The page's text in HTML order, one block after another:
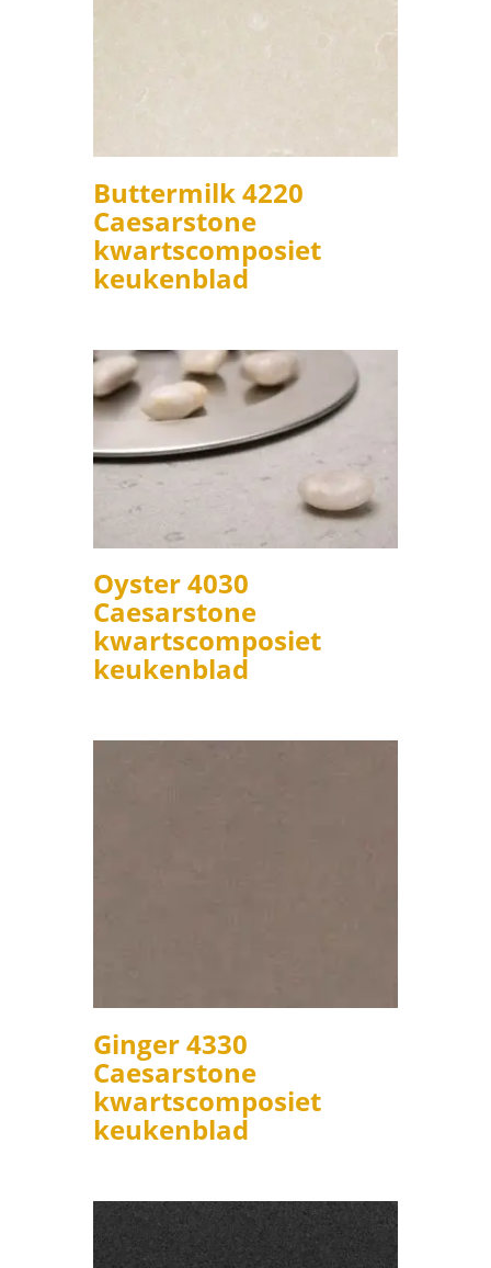
Buttermilk 4220
Caesarstone
kwartscomposiet
keukenblad
Oyster 4030
Caesarstone
kwartscomposiet
keukenblad
Ginger 4330
Caesarstone
kwartscomposiet
keukenblad